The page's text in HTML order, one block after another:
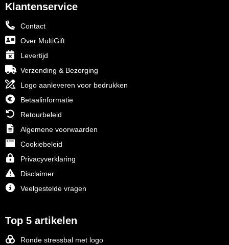
Klantenservice
Contact
Over MultiGift
Levertijd
Verzending & Bezorging
Logo aanleveren voor bedrukken
Betaalinformatie
Retourbeleid
Algemene voorwaarden
Cookiebeleid
Privacyverklaring
Disclaimer
Veelgestelde vragen
Top 5 artikelen
Ronde stressbal met logo